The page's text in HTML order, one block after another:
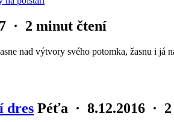
· 2 minut čtení
nad výtvory svého potomka, žasnu i
dres Péťa · 8.12.2016 ·